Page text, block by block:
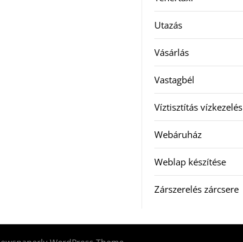
Utazás
Vásárlás
Vastagbél
Víztisztítás vízkezelés
Webáruház
Weblap készítése
Zárszerelés zárcsere